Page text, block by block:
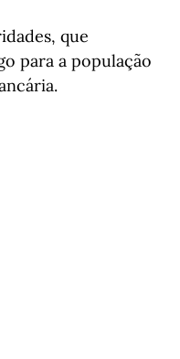
que
para a população